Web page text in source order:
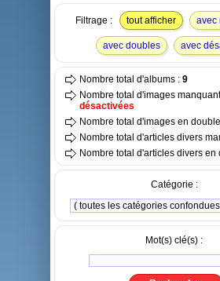
Filtrage : tout afficher avec
avec doubles avec
Nombre total d'albums : 9
Nombre total d'images
désactivées
Nombre total d'images en
Nombre total d'articles divers
Nombre total d'articles divers en
Catégorie :
Mot(s) clé(s) :